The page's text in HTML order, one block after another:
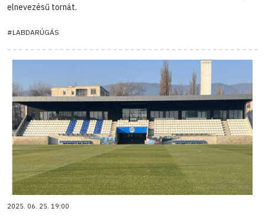
elnevezésű tornát.
#LABDARÚGÁS
2025. 06. 25. 19:00